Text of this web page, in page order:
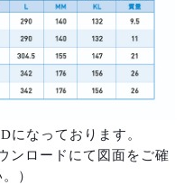
になっております。
ンロードにて図面をご確
）